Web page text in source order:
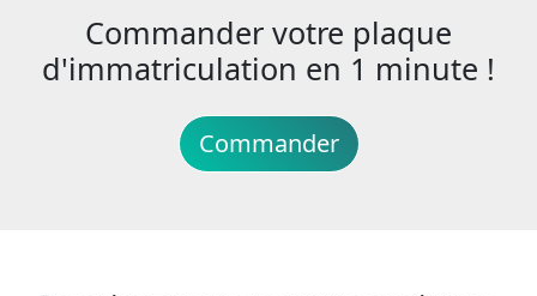
Commander votre plaque
d'immatriculation en 1 minute !
Commander